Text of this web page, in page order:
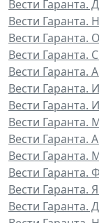
Вести Гаранта.
Вести Гаранта.
Вести Гаранта.
Вести Гаранта.
Вести Гаранта.
Вести Гаранта.
Вести Гаранта.
Вести Гаранта.
Вести Гаранта.
Вести Гаранта.
Вести Гаранта.
Вести Гаранта.
Вести Гаранта.